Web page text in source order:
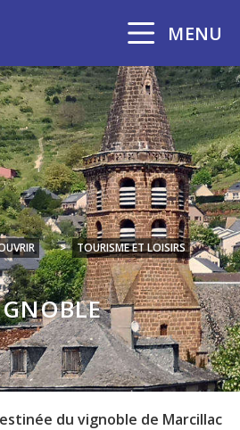
MENU
> TOURISME ET LOISIRS
du vignoble de Marcillac